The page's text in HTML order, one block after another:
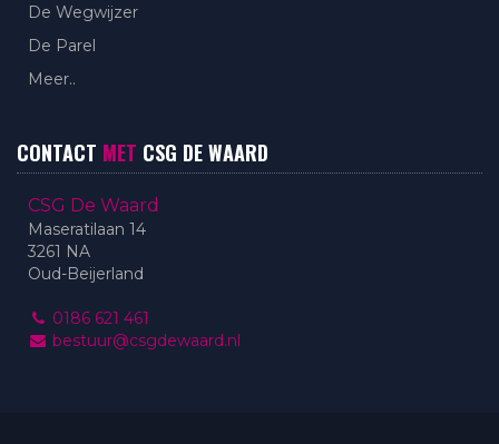
De Wegwijzer
De Parel
Meer..
CONTACT MET CSG DE WAARD
CSG De Waard
Maseratilaan 14
3261 NA
Oud-Beijerland
0186 621 461
bestuur@csgdewaard.nl